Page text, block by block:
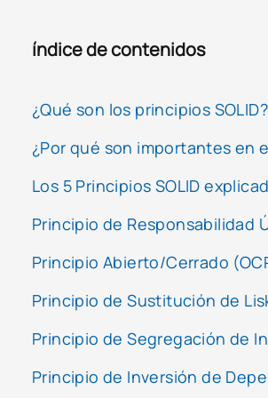
índice de contenidos
¿Qué son los principios SOLID?
¿Por qué son importantes en
Los 5 Principios SOLID
Principio de Responsabilidad
Principio Abierto/Cerrado
Principio de Sustitución de
Principio de Segregación de
Principio de Inversión de